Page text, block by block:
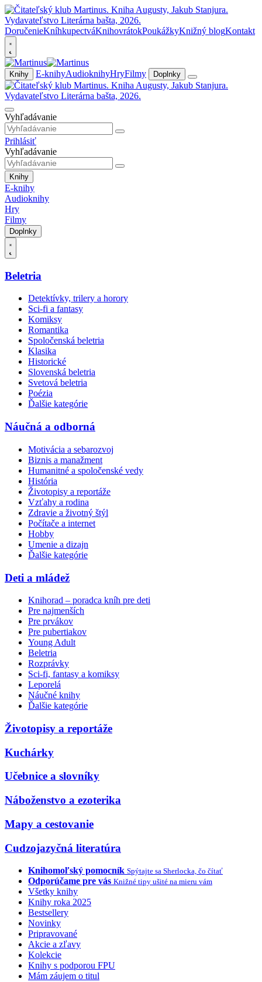
DoručenieKníhkupectváKnihovrátokPoukážkyKnižný blogKontakt
Knihy E-knihyAudioknihyHryFilmy Doplnky
Vyhľadávanie
Prihlásiť
Vyhľadávanie
Knihy
E-knihy
Audioknihy
Hry
Filmy
Doplnky
Beletria
Detektívky, trilery a horory
Sci-fi a fantasy
Komiksy
Romantika
Spoločenská beletria
Klasika
Historické
Slovenská beletria
Svetová beletria
Poézia
Ďalšie kategórie
Náučná a odborná
Motivácia a sebarozvoj
Biznis a manažment
Humanitné a spoločenské vedy
História
Životopisy a reportáže
Vzťahy a rodina
Zdravie a životný štýl
Počítače a internet
Hobby
Umenie a dizajn
Ďalšie kategórie
Deti a mládež
Knihorad – poradca kníh pre deti
Pre najmenších
Pre prvákov
Pre pubertiakov
Young Adult
Beletria
Rozprávky
Sci-fi, fantasy a komiksy
Leporelá
Náučné knihy
Ďalšie kategórie
Životopisy a reportáže
Kuchárky
Učebnice a slovníky
Náboženstvo a ezoterika
Mapy a cestovanie
Cudzojazyčná literatúra
Knihomoľský pomocník Spýtajte sa Sherlocka, čo čítať
Odporúčame pre vás Knižné tipy ušité na mieru vám
Všetky knihy
Knihy roka 2025
Bestsellery
Novinky
Pripravované
Akcie a zľavy
Kolekcie
Knihy s podporou FPU
Mám záujem o titul